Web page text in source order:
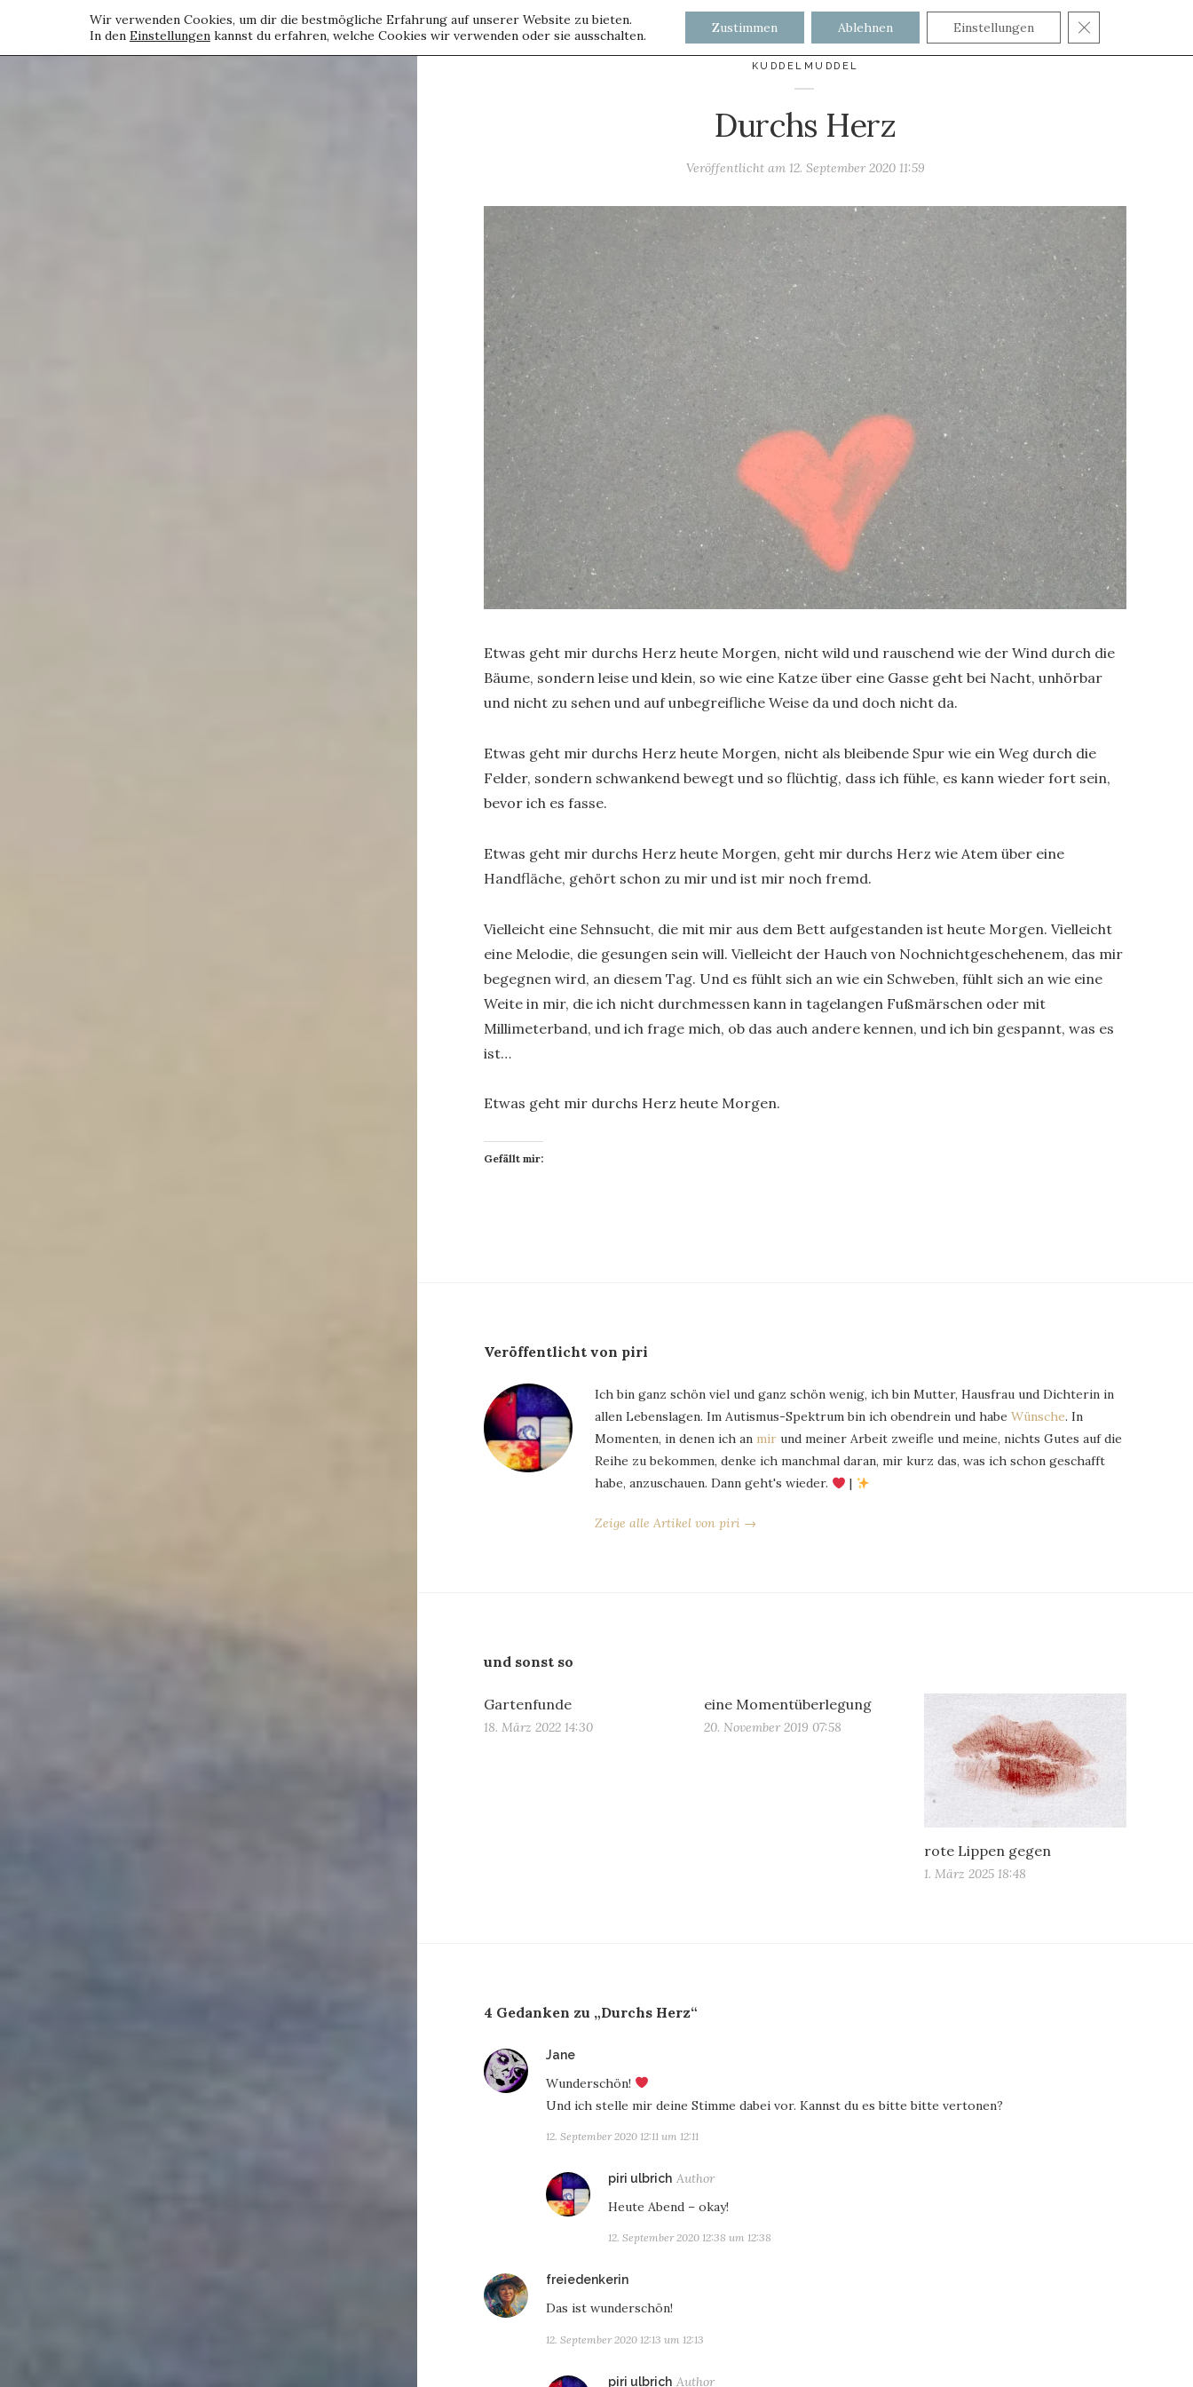
KUDDELMUDDEL
Durchs Herz
Veröffentlicht am 12. September 2020 11:59
Etwas geht mir durchs Herz heute Morgen, nicht wild und rauschend wie der Wind durch die
Bäume, sondern leise und klein, so wie eine Katze über eine Gasse geht bei Nacht, unhörbar
und nicht zu sehen und auf unbegreifliche Weise da und doch nicht da.
Etwas geht mir durchs Herz heute Morgen, nicht als bleibende Spur wie ein Weg durch die
Felder, sondern schwankend bewegt und so flüchtig, dass ich fühle, es kann wieder fort sein,
bevor ich es fasse.
Etwas geht mir durchs Herz heute Morgen, geht mir durchs Herz wie Atem über eine
Handfläche, gehört schon zu mir und ist mir noch fremd.
Vielleicht eine Sehnsucht, die mit mir aus dem Bett aufgestanden ist heute Morgen. Vielleicht
eine Melodie, die gesungen sein will. Vielleicht der Hauch von Nochnichtgeschehenem, das mir
begegnen wird, an diesem Tag. Und es fühlt sich an wie ein Schweben, fühlt sich an wie eine
Weite in mir, die ich nicht durchmessen kann in tagelangen Fußmärschen oder mit
Millimeterband, und ich frage mich, ob das auch andere kennen, und ich bin gespannt, was es
ist…
Etwas geht mir durchs Herz heute Morgen.
Gefällt mir:
Veröffentlicht von piri
Ich bin ganz schön viel und ganz schön wenig, ich bin Mutter, Hausfrau und Dichterin in
allen Lebenslagen. Im Autismus-Spektrum bin ich obendrein und habeWünsche. In
Momenten, in denen ich an mir und meiner Arbeit zweifle und meine, nichts Gutes auf die
Reihe zu bekommen, denke ich manchmal daran, mir kurz das, was ich schon geschafft
habe, anzuschauen. Dann geht's wieder.
|
Zeige alle Artikel von piri →
und sonst so
Gartenfunde
18. März 2022 14:30
eine Momentüberlegung
20. November 2019 07:58
rote Lippen gegen
1. März 2025 18:48
4 Gedanken zu „Durchs Herz“
Janesagt:
Wunderschön!
Und ich stelle mir deine Stimme dabei vor. Kannst du es bitte bitte vertonen?
12. September 2020 12:11 um 12:11
piri ulbrich sagt:
Heute Abend – okay!
12. September 2020 12:38 um 12:38
freiedenkerinsagt:
Das ist wunderschön!
12. September 2020 12:13 um 12:13
piri ulbrich sagt:
Wir verwenden Cookies, um dir die bestmögliche Erfahrung auf unserer Website zu bieten.
In den Einstellungenkannst du erfahren, welche Cookies wir verwenden oder sie ausschalten. Zustimmen Ablehnen Einstellungen GDPR